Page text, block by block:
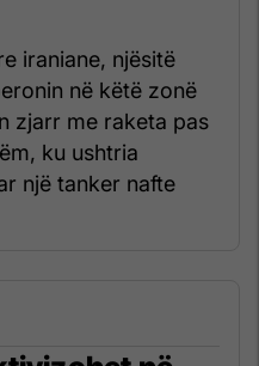
iraniane, njësitë
në këtë zonë
zjarr me raketa pas
ku ushtria
një tanker nafte